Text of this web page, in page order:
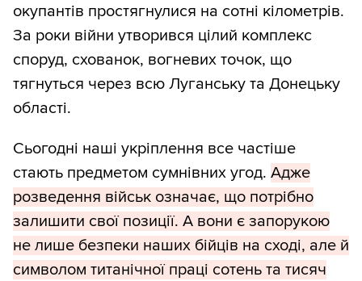
окупантів простягнулися на сотні кілометрів.
За роки війни утворився цілий комплекс
споруд, схованок, вогневих точок, що
тягнуться через всю Луганську та Донецьку
області.
Сьогодні наші укріплення все частіше
стають предметом сумнівних угод. Адже
розведення військ означає, що потрібно
залишити свої позиції. А вони є запорукою
не лише безпеки наших бійців на сході, але й
символом титанічної праці сотень та тисяч